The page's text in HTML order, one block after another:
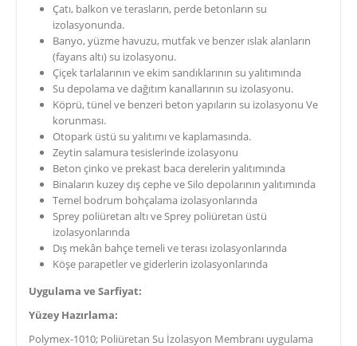
Çatı, balkon ve terasların, perde betonların su
izolasyonunda.
Banyo, yüzme havuzu, mutfak ve benzer ıslak alanların
(fayans altı) su izolasyonu.
Çiçek tarlalarının ve ekim sandıklarının su yalıtımında
Su depolama ve dağıtım kanallarının su izolasyonu.
Köprü, tünel ve benzeri beton yapıların su izolasyonu Ve
korunması.
Otopark üstü su yalıtımı ve kaplamasında.
Zeytin salamura tesislerinde izolasyonu
Beton çinko ve prekast baca derelerin yalıtımında
Binaların kuzey dış cephe ve Silo depolarının yalıtımında
Temel bodrum bohçalama izolasyonlarında
Sprey poliüretan altı ve Sprey poliüretan üstü
izolasyonlarında
Dış mekân bahçe temeli ve terası izolasyonlarında
Köşe parapetler ve giderlerin izolasyonlarında
Uygulama ve Sarfiyat:
Yüzey Hazırlama:
Polymex-1010; Poliüretan Su İzolasyon Membranı uygulama